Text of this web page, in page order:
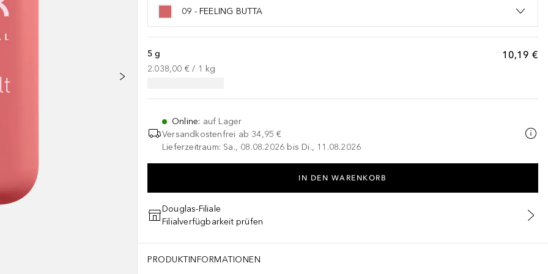
09 - FEELING BUTTA
10,19 €
5 g
2.038,00 € / 1 kg
Online: auf Lager
Versandkostenfrei ab 34,95 €
Lieferzeitraum: Sa., 08.08.2026 bis Di., 11.08.2026
IN DEN WARENKORB
Douglas-Filiale
Filialverfügbarkeit prüfen
PRODUKTINFORMATIONEN